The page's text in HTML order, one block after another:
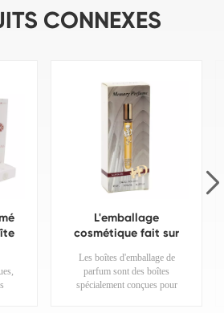
CONNEXES
L'emballage
cosmétique fait sur
carton d'OEM a
imprimé l'usine
d'emballage de
Les boîtes d'emballage de
parfum sont des boîtes
spécialement conçues pour